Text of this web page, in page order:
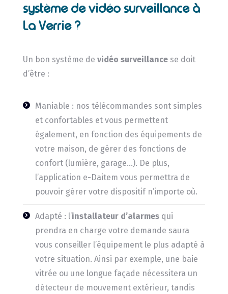
système de vidéo surveillance à
La Verrie ?
Un bon système de vidéo surveillancese doit
d’être :
Maniable : nos télécommandes sont simples
et confortables et vous permettent
également, en fonction des équipements de
votre maison, de gérer des fonctions de
confort (lumière, garage…). De plus,
l’application e-Daitem vous permettra de
pouvoir gérer votre dispositif n’importe où.
Adapté : l’installateur d’alarmesqui
prendra en charge votre demande saura
vous conseiller l’équipement le plus adapté à
votre situation. Ainsi par exemple, une baie
vitrée ou une longue façade nécessitera un
détecteur de mouvement extérieur, tandis